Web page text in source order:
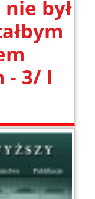
był
- 3/ I